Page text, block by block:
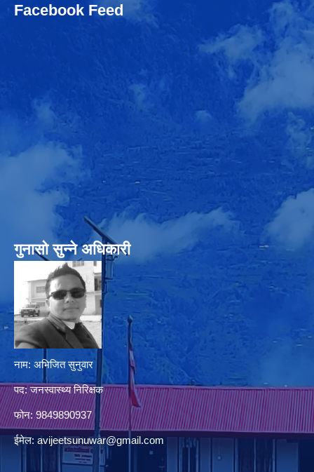
Facebook Feed
गुनासो सुन्‍ने अधिकारी
नाम: अभिजित सुनुवार
पद: जनस्वास्थ्य निरिक्षक
फोन: 9849890937
ईमेल: avijeetsunuwar@gmail.com